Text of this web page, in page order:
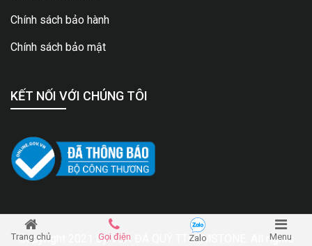
Chính sách bảo hành
Chính sách bảo mật
KẾT NỐI VỚI CHÚNG TÔI
Copyright 2021 byVUA ĐÁ QUÝ TTGEMSTONE . All rights
Trang chủ Gọi điện Zalo Menu